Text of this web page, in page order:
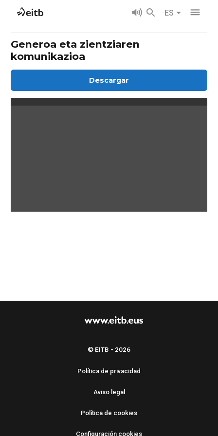
ES
Generoa eta zientziaren
komunikazioa
Descargar
© EITB - 2026
Política de privacidad
Aviso legal
Política de cookies
Configuración cookies